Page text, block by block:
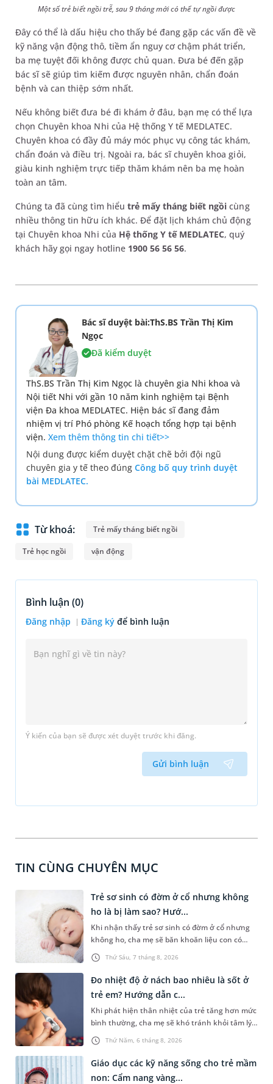
Một số trẻ biết ngồi trễ, sau 9 tháng mới có thể tự ngồi được
Đây có thể là dấu hiệu cho thấy bé đang gặp các vấn đề về
kỹ năng vận động thô, tiềm ẩn nguy cơ chậm phát triển,
ba mẹ tuyệt đối không được chủ quan. Đưa bé đến gặp
bác sĩ sẽ giúp tìm kiếm được nguyên nhân, chẩn đoán
bệnh và can thiệp sớm nhất.
Nếu không biết đưa bé đi khám ở đâu, bạn mẹ có thể lựa
chọn Chuyên khoa Nhi của Hệ thống Y tế MEDLATEC.
Chuyên khoa có đầy đủ máy móc phục vụ công tác khám,
chẩn đoán và điều trị. Ngoài ra, bác sĩ chuyên khoa giỏi,
giàu kinh nghiệm trực tiếp thăm khám nên ba mẹ hoàn
toàn an tâm.
Chúng ta đã cùng tìm hiểu trẻ mấy tháng biết ngồi cùng
nhiều thông tin hữu ích khác. Để đặt lịch khám chủ động
tại Chuyên khoa Nhi của Hệ thống Y tế MEDLATEC, quý
khách hãy gọi ngay hotline 1900 56 56 56.
Bác sĩ duyệt bài:ThS.BS Trần Thị Kim
Ngọc
Đã kiểm duyệt
ThS.BS Trần Thị Kim Ngọc là chuyên gia Nhi khoa và
Nội tiết Nhi với gần 10 năm kinh nghiệm tại Bệnh
viện Đa khoa MEDLATEC. Hiện bác sĩ đang đảm
nhiệm vị trí Phó phòng Kế hoạch tổng hợp tại bệnh
viện. Xem thêm thông tin chi tiết>>
Nội dung được kiểm duyệt chặt chẽ bởi đội ngũ
chuyên gia y tế theo đúng Công bố quy trình duyệt
bài MEDLATEC.
Từ khoá: Trẻ mấy tháng biết ngồi
Trẻ học ngồi vận động
Bình luận (0)
Đăng nhập Đăng ký để bình luận
Ý kiến của bạn sẽ được xét duyệt trước khi đăng.
Gửi bình luận
TIN CÙNG CHUYÊN MỤC
Thứ Sáu, 7 tháng 8, 2026
Trẻ sơ sinh có đờm ở cổ nhưng không
ho là bị làm sao? Hướ...
Khi nhận thấy trẻ sơ sinh có đờm ở cổ nhưng
không ho, cha mẹ sẽ băn khoăn liệu con có
đang mắc bệnh đường hô hấp hay không.
Những chia sẻ dưới đây sẽ giúp cha mẹ hiểu
thêm về nguyên nhân gây nên tình trạng này
và cách xử trí an toàn để giúp bé dễ chịu, tránh
gặp phải vấn đề nguy hại cho sức khỏe.
Thứ Năm, 6 tháng 8, 2026
Đo nhiệt độ ở nách bao nhiêu là sốt ở
trẻ em? Hướng dẫn c...
Khi phát hiện thân nhiệt của trẻ tăng hơn mức
bình thường, cha mẹ sẽ khó tránh khỏi tâm lý
lo lắng. Tuy nhiên, không phải ai cũng biết đo
nhiệt độ ở nách bao nhiêu là sốt ở trẻ em và
cách chăm sóc trẻ sốt sao cho an toàn. Những
chia sẻ dưới đây sẽ cùng cha mẹ tìm hiểu vấn
Giáo dục các kỹ năng sống cho trẻ mầm
non: Cẩm nang vàng...